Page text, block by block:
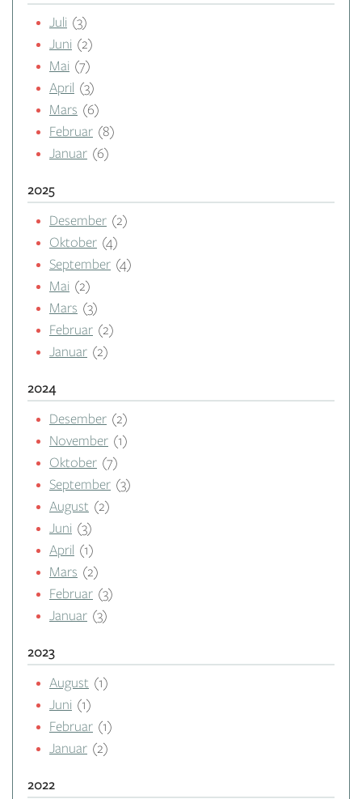
Juli (3)
Juni (2)
Mai (7)
April
(3)
Mars (6)
Februar (8)
Januar (6)
2025
Desember (2)
Oktober (4)
September (4)
Mai (2)
Mars (3)
Februar (2)
Januar (2)
2024
Desember (2)
November (1)
Oktober (7)
September (3)
August (2)
Juni (3)
April
(1)
Mars (2)
Februar (3)
Januar (3)
2023
August (1)
Juni (1)
Februar (1)
Januar (2)
2022